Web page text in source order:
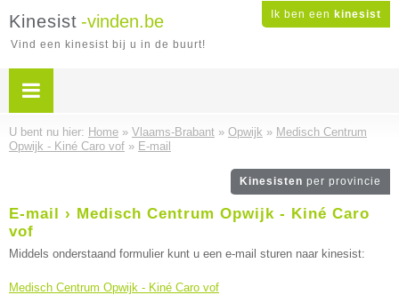
Ik ben een kinesist
Kinesist -vinden.be
Vind een kinesist bij u in de buurt!
U bent nu hier: Home » Vlaams-Brabant » Opwijk » Medisch Centrum
Opwijk - Kiné Caro vof » E-mail
Kinesisten per provincie
E-mail › Medisch Centrum Opwijk - Kiné Caro
vof
Middels onderstaand formulier kunt u een e-mail sturen naar kinesist:
Medisch Centrum Opwijk - Kiné Caro vof